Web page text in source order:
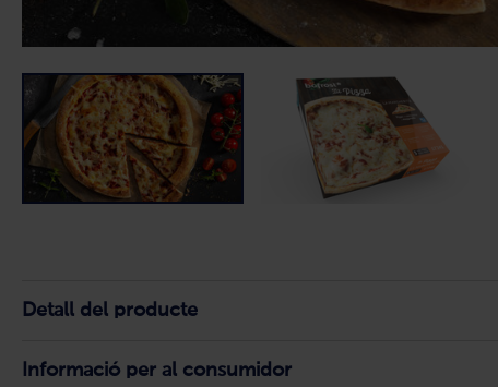
Detall del producte
Informació per al consumidor